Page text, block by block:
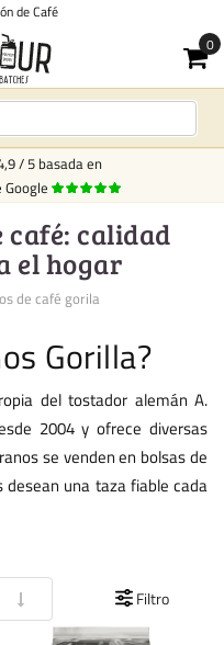
/5 basada en
café: calidad
el hogar
de café gorila
Gorilla?
del tostador alemán A.
2004 y ofrece diversas
se venden en bolsas de
desean una taza fiable cada
Fijar Dirección Ascendente
Filtro